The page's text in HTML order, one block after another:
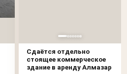
Сдаётся отдельно
стоящее коммерческое
здание в аренду Алмазар